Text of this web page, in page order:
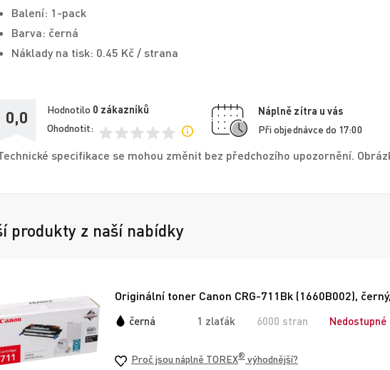
Balení: 1-pack
Barva: černá
Náklady na tisk: 0.45 Kč / strana
0,0 Hodnotilo 0 zákazníků
Ohodnotit:
Náplně zítra u vás
Při objednávce do 17:00
specifikace se mohou změnit bez předchozího upozornění.
produkty z naší nabídky
Originální toner Canon CRG-711Bk (1660B002),
černá 1 zlaťák 6000 stran Nedostupné
Proč jsou náplně TOREX® výhodnější?